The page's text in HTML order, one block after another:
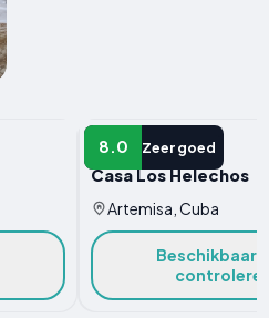
8.0 Zeer goed
HOTEL
Casa Los Helechos
Artemisa, Cuba